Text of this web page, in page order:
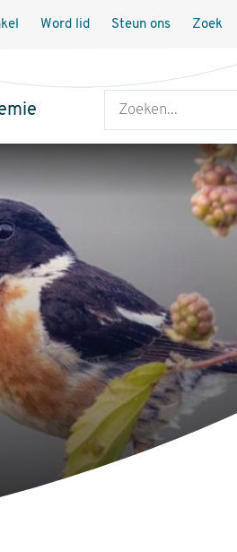
Word lid Steun ons Zoek